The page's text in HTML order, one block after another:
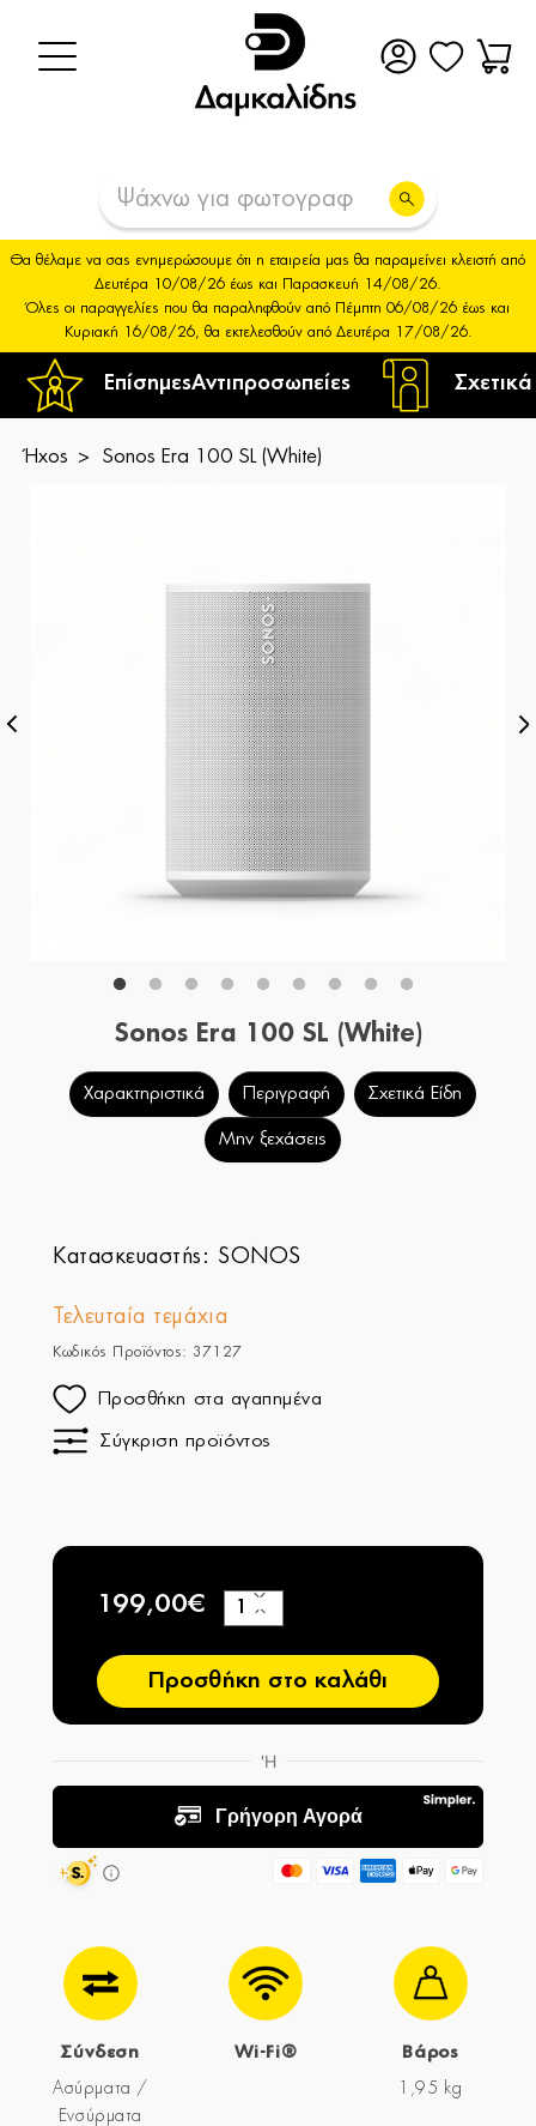
ΕπίσημεςΑντιπροσωπείες
Θα θέλαμε να σας ενημερώσουμε ότι η εταιρεία μας θα παραμείνει κλειστή από
Δευτέρα 10/08/26 έως και Παρασκευή 14/08/26.
Όλες οι παραγγελίες που θα παραληφθούν από Πέμπτη 06/08/26 έως και
Κυριακή 16/08/26, θα εκτελεσθούν από Δευτέρα 17/08/26.
Ήχος Sonos Era 100 SL (White)
Sonos Era 100 SL (White)
Χαρακτηριστικά Περιγραφή Σχετικά Είδη
Μην ξεχάσεις
Κατασκευαστής: SONOS
Τελευταία τεμάχια
Κωδικός Προϊόντος: 37127
Προσθήκη στα αγαπημένα
Σύγκριση προϊόντος
199,00€
−
+
Προσθήκη στο καλάθι
Σύνδεση
Ασύρματα /
Ενσύρματα
Wi-Fi® Βάρος
1,95 kg